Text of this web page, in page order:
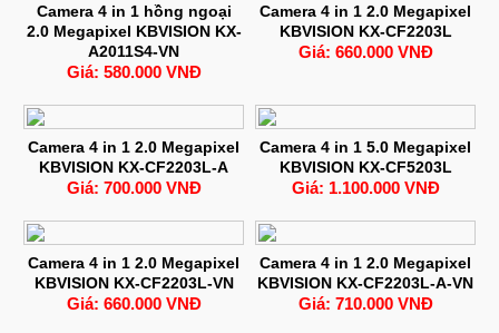
Camera 4 in 1 hồng ngoại
2.0 Megapixel KBVISION KX-
A2011S4-VN
Giá: 580.000 VNĐ
Camera 4 in 1 2.0 Megapixel
KBVISION KX-CF2203L
Giá: 660.000 VNĐ
Camera 4 in 1 2.0 Megapixel
KBVISION KX-CF2203L-A
Giá: 700.000 VNĐ
Camera 4 in 1 5.0 Megapixel
KBVISION KX-CF5203L
Giá: 1.100.000 VNĐ
Camera 4 in 1 2.0 Megapixel
KBVISION KX-CF2203L-VN
Giá: 660.000 VNĐ
Camera 4 in 1 2.0 Megapixel
KBVISION KX-CF2203L-A-VN
Giá: 710.000 VNĐ